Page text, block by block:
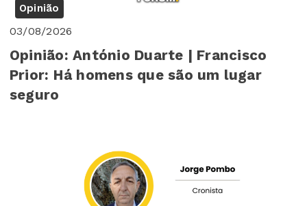
Opinião
03/08/2026
Opinião: António Duarte | Francisco
Prior: Há homens que são um lugar
seguro